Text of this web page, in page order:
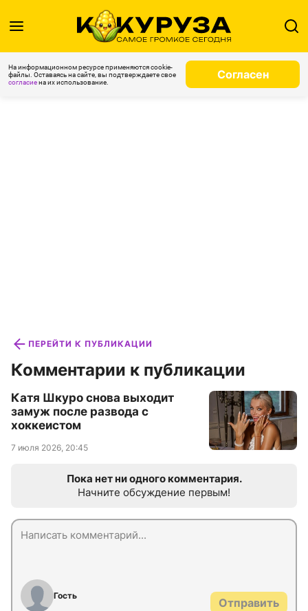
На информационном ресурсе применяются cookie-
файлы. Оставаясь на сайте, вы подтверждаете свое
согласиена их использование.
Согласен
ПЕРЕЙТИ К ПУБЛИКАЦИИ
Комментарии к публикации
Катя Шкуро снова выходит
замуж после развода с
хоккеистом
7 июля 2026, 20:45
Пока нет ни одного комментария.
Начните обсуждение первым!
Гость
Отправить